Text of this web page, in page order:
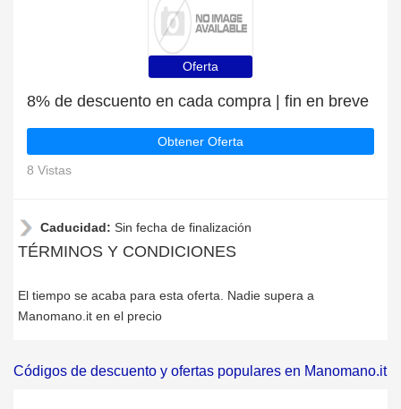
Oferta
8% de descuento en cada compra | fin en breve
Obtener Oferta
8 Vistas
Caducidad: Sin fecha de finalización
TÉRMINOS Y CONDICIONES
El tiempo se acaba para esta oferta. Nadie supera a
Manomano.it en el precio
Códigos de descuento y ofertas populares en Manomano.it